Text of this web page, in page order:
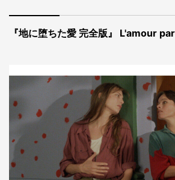
『地に堕ちた愛 完全版』 L'amour